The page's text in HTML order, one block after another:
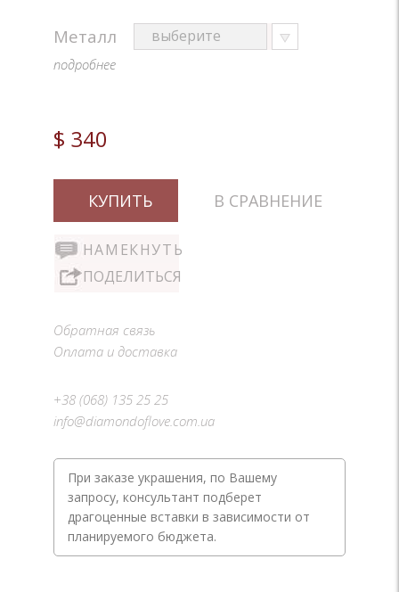
Металл
подробнее
$ 340
КУПИТЬ В СРАВНЕНИЕ
НАМЕКНУТЬ
ПОДЕЛИТЬСЯ
Обратная связь
Оплата и доставка
+38 (068) 135 25 25
info@diamondoflove.com.ua
При заказе украшения, по Вашему
запросу, консультант подберет
драгоценные вставки в зависимости от
планируемого бюджета.